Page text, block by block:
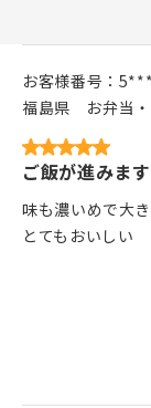
お客様番号：
福島県
お弁当
ご飯が進みます
味も濃いめで大
とてもおいしい